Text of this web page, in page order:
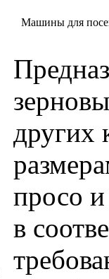
Машины для
других
просо
в